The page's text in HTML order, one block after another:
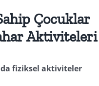
Çocuklar
Aktiviteleri
fiziksel aktiviteler